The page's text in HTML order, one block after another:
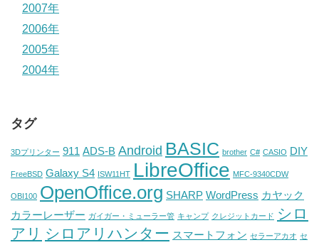
2007年
2006年
2005年
2004年
タグ
3Dプリンター 911 ADS-B Android BASIC brother C# CASIO DIY
FreeBSD Galaxy S4 ISW11HT LibreOffice MFC-9340CDW
OBI100 OpenOffice.org SHARP WordPress カヤック
カラーレーザー ガイガー・ミューラー管 キャンプ クレジットカード シロ
アリ シロアリハンター スマートフォン セラーアカオ セ